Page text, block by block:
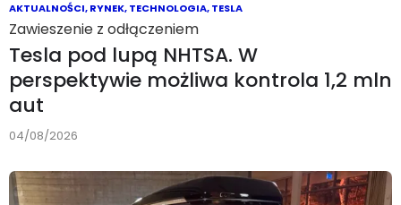
AKTUALNOŚCI,RYNEK,TECHNOLOGIA,TESLA
Zawieszenie z odłączeniem
Tesla pod lupą NHTSA. W
perspektywie możliwa kontrola 1,2 mln
aut
04/08/2026